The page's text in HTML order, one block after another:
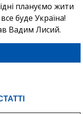
плануємо жити
буде Україна!
Вадим Лисий.